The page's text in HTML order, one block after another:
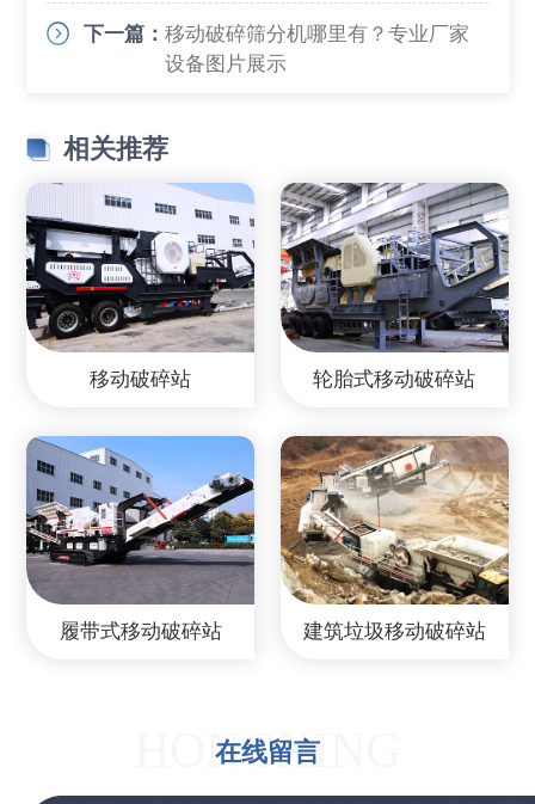
下一篇：移动破碎筛分机哪里有？专业厂家
设备图片展示
相关推荐
移动破碎站 轮胎式移动破碎站
履带式移动破碎站 建筑垃圾移动破碎站
在线留言
HONGXING